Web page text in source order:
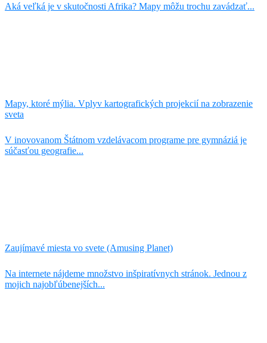
Aká veľká je v skutočnosti Afrika? Mapy môžu trochu zavádzať...
Mapy, ktoré mýlia. Vplyv kartografických projekcií na zobrazenie
sveta
V inovovanom Štátnom vzdelávacom programe pre gymnáziá je
súčasťou geografie...
Zaujímavé miesta vo svete (Amusing Planet)
Na internete nájdeme množstvo inšpiratívnych stránok. Jednou z
mojich najobľúbenejších...